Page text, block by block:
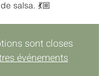
salsa. 💃🏼
sont closes
événements